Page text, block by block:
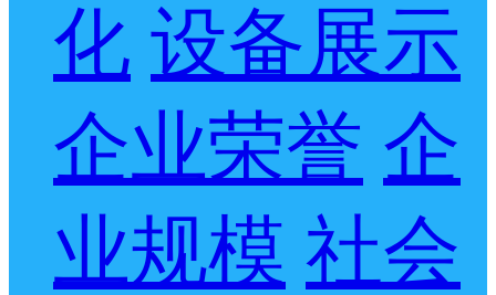
化 设备展示
企业荣誉 企
业规模 社会